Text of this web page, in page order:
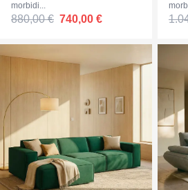
morbidi...
880,00 € 740,00 €